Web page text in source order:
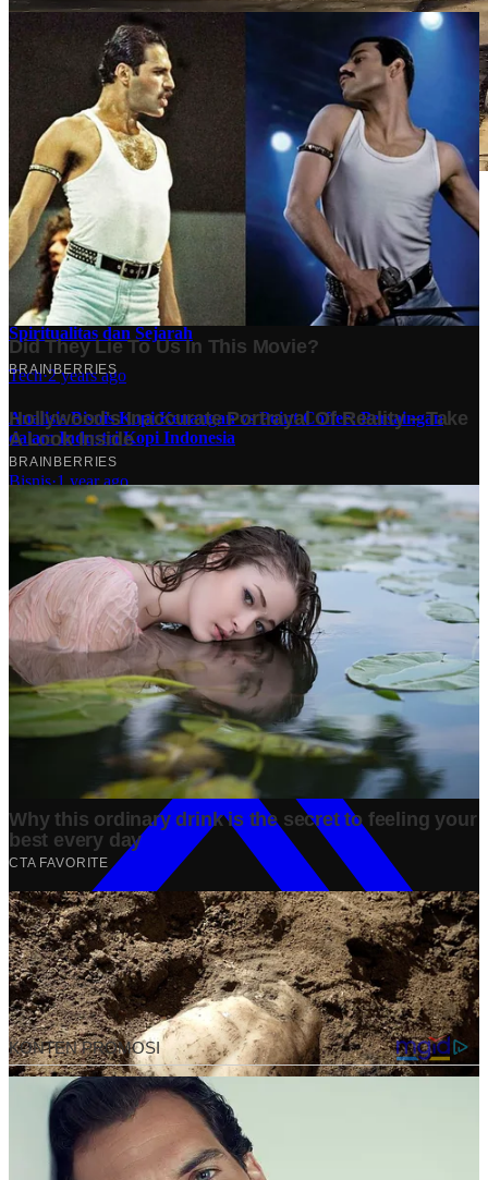
Stok BBM di Indonesia Hanya Tinggal 21 Hari, Apa
Dampaknya bagi Masyarakat?
Finansial·5 months ago
10 Makam Wali di Banten: Tempat Suci yang Memancarkan
Spiritualitas dan Sejarah
Tech·2 years ago
Analisis Bisnis Kopi Kenangan vs Point Coffee: Persaingan
dalam Industri Kopi Indonesia
Bisnis·1 year ago
Share: